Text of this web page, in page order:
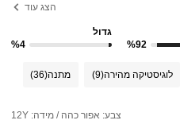
הצג עוד
%92
גדול
%4
לוגיסטיקה מהירה(9) מתנה(36)
צבע: אפור כהה / מידה: 12Y